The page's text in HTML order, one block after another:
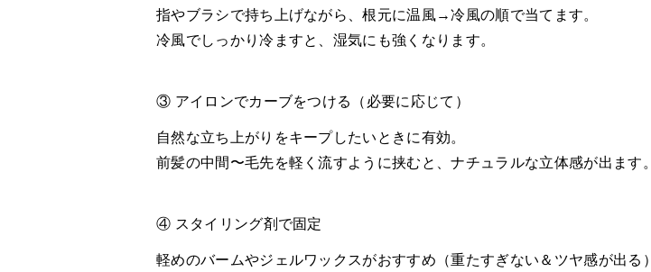
指やブラシで持ち上げながら、根元に温風→冷風の順で当てます。
冷風でしっかり冷ますと、湿気にも強くなります。
③ アイロンでカーブをつける（必要に応じて）
自然な立ち上がりをキープしたいときに有効。
前髪の中間〜毛先を軽く流すように挟むと、ナチュラルな立体感が出ます。
④ スタイリング剤で固定
軽めのバームやジェルワックスがおすすめ（重たすぎない＆ツヤ感が出る）